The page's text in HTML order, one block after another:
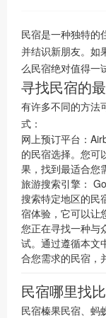
民宿是一种独特的
并结识新朋友。如
么民宿绝对值得一
寻找民宿的
有许多不同的方法
式：
网上预订平台：
的民宿选择。您可
果，找到最适合您
旅游搜索引擎：
搜索特定地区的民
宿体验，它可以让
您正在寻找一种与
试。通过遵循本文
合您需求的民宿，
民宿哪里找
民宿榛果民宿、蚂